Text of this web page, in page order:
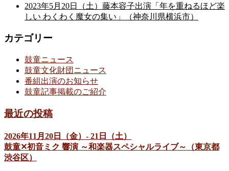
2023年5月20日（土）藤本容子出演「年を重ねるほど楽
しい わくわく魔女の集い」（神奈川県横浜市）
カテゴリー
鼓童ニュース
鼓童文化財団ニュース
番組出演のお知らせ
鼓童記事掲載のご紹介
最近の投稿
2026年11月20日（金）- 21日（土）
鼓童✕初音ミク 響演 ～和楽器スペシャルライブ～（東京都
渋谷区）